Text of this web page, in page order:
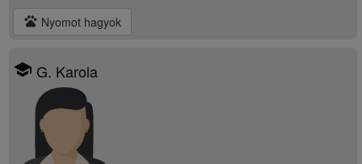
pets Nyomot hagyok
school G. Karola